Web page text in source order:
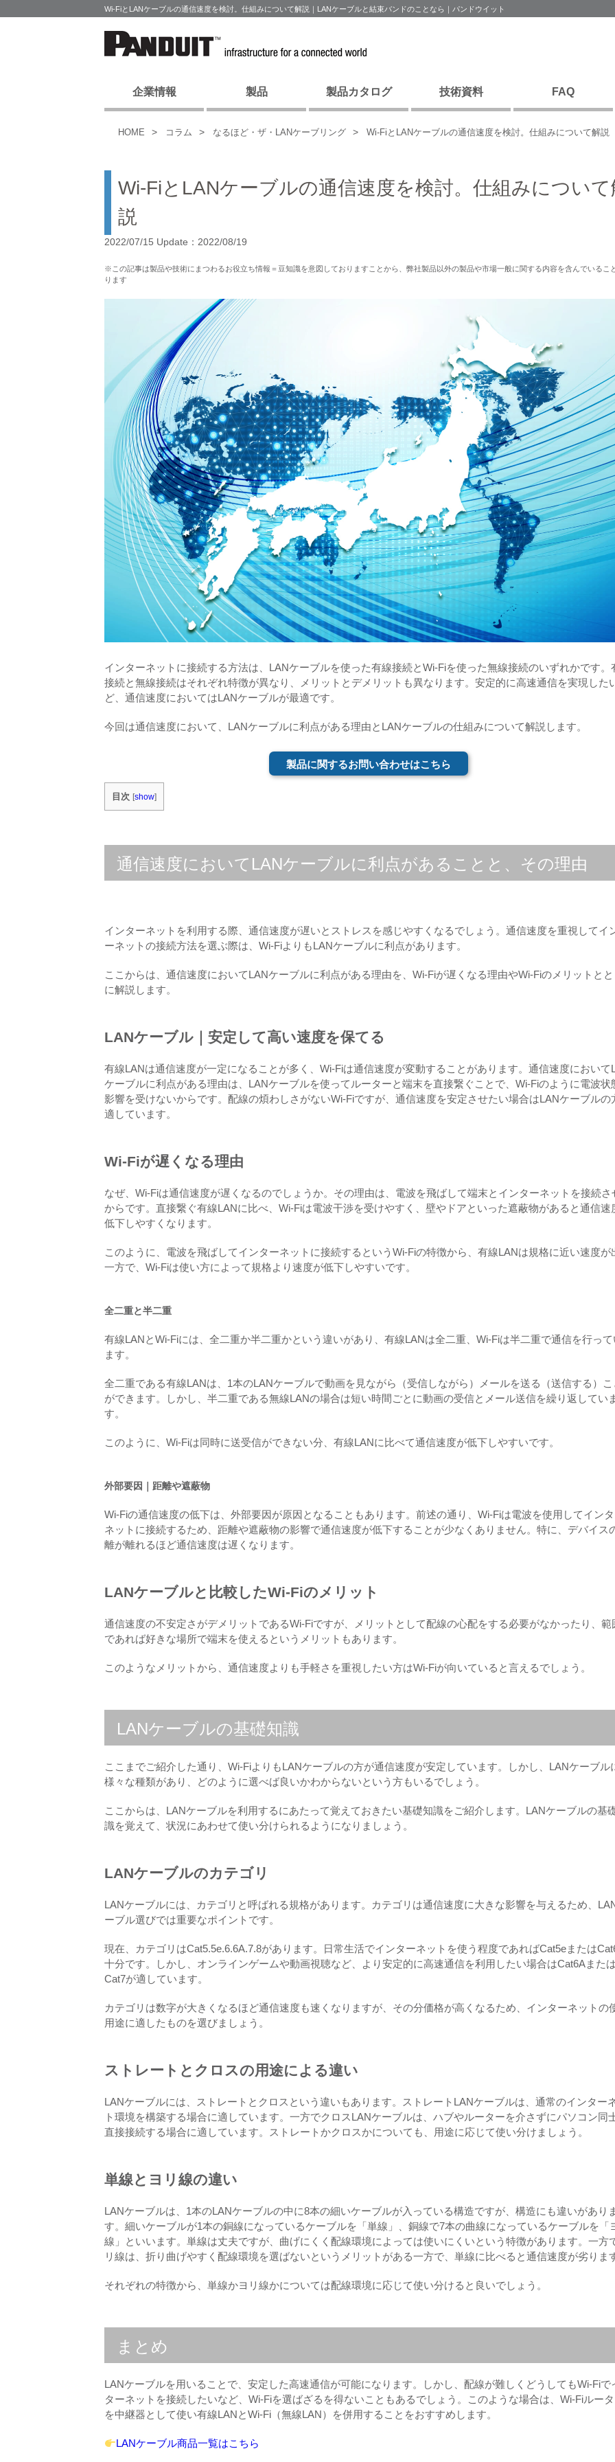
Wi-FiとLANケーブルの通信速度を検討。仕組みについて解説｜LANケーブルと結束バンドのことなら｜パンドウイット
企業情報 製品 製品カタログ 技術資料 FAQ
HOME コラム なるほど・ザ・LANケーブリング Wi-FiとLANケーブルの通信速度を検討。仕組みについて解説
Wi-FiとLANケーブルの通信速度を検討。仕組みについて
説
2022/07/15 Update：2022/08/19
※この記事は製品や技術にまつわるお役立ち情報＝豆知識を意図しておりますことから、弊社製品以外の製品や市場一般に関する内容を含んでいるこ
ります
インターネットに接続する方法は、LANケーブルを使った有線接続とWi-Fiを使った無線接続のいずれかです。
接続と無線接続はそれぞれ特徴が異なり、メリットとデメリットも異なります。安定的に高速通信を実現した
ど、通信速度においてはLANケーブルが最適です。
今回は通信速度において、LANケーブルに利点がある理由とLANケーブルの仕組みについて解説します。
製品に関するお問い合わせはこちら
目次 [show]
通信速度においてLANケーブルに利点があることと、その理由
インターネットを利用する際、通信速度が遅いとストレスを感じやすくなるでしょう。通信速度を重視してイ
ーネットの接続方法を選ぶ際は、Wi-FiよりもLANケーブルに利点があります。
ここからは、通信速度においてLANケーブルに利点がある理由を、Wi-Fiが遅くなる理由やWi-Fiのメリットとと
に解説します。
LANケーブル｜安定して高い速度を保てる
有線LANは通信速度が一定になることが多く、Wi-Fiは通信速度が変動することがあります。通信速度において
ケーブルに利点がある理由は、LANケーブルを使ってルーターと端末を直接繋ぐことで、Wi-Fiのように電波状
影響を受けないからです。配線の煩わしさがないWi-Fiですが、通信速度を安定させたい場合はLANケーブルの
適しています。
Wi-Fiが遅くなる理由
なぜ、Wi-Fiは通信速度が遅くなるのでしょうか。その理由は、電波を飛ばして端末とインターネットを接続さ
からです。直接繋ぐ有線LANに比べ、Wi-Fiは電波干渉を受けやすく、壁やドアといった遮蔽物があると通信速
低下しやすくなります。
このように、電波を飛ばしてインターネットに接続するというWi-Fiの特徴から、有線LANは規格に近い速度が
一方で、Wi-Fiは使い方によって規格より速度が低下しやすいです。
全二重と半二重
有線LANとWi-Fiには、全二重か半二重かという違いがあり、有線LANは全二重、Wi-Fiは半二重で通信を行って
ます。
全二重である有線LANは、1本のLANケーブルで動画を見ながら（受信しながら）メールを送る（送信する）こ
ができます。しかし、半二重である無線LANの場合は短い時間ごとに動画の受信とメール送信を繰り返してい
す。
このように、Wi-Fiは同時に送受信ができない分、有線LANに比べて通信速度が低下しやすいです。
外部要因｜距離や遮蔽物
Wi-Fiの通信速度の低下は、外部要因が原因となることもあります。前述の通り、Wi-Fiは電波を使用してイン
ネットに接続するため、距離や遮蔽物の影響で通信速度が低下することが少なくありません。特に、デバイス
離が離れるほど通信速度は遅くなります。
LANケーブルと比較したWi-Fiのメリット
通信速度の不安定さがデメリットであるWi-Fiですが、メリットとして配線の心配をする必要がなかったり、範
であれば好きな場所で端末を使えるというメリットもあります。
このようなメリットから、通信速度よりも手軽さを重視したい方はWi-Fiが向いていると言えるでしょう。
LANケーブルの基礎知識
ここまでご紹介した通り、Wi-FiよりもLANケーブルの方が通信速度が安定しています。しかし、LANケーブル
様々な種類があり、どのように選べば良いかわからないという方もいるでしょう。
ここからは、LANケーブルを利用するにあたって覚えておきたい基礎知識をご紹介します。LANケーブルの基
識を覚えて、状況にあわせて使い分けられるようになりましょう。
LANケーブルのカテゴリ
LANケーブルには、カテゴリと呼ばれる規格があります。カテゴリは通信速度に大きな影響を与えるため、
ーブル選びでは重要なポイントです。
現在、カテゴリはCat5.5e.6.6A.7.8があります。日常生活でインターネットを使う程度であればCat5eまたは
十分です。しかし、オンラインゲームや動画視聴など、より安定的に高速通信を利用したい場合はCat6Aまたは
Cat7が適しています。
カテゴリは数字が大きくなるほど通信速度も速くなりますが、その分価格が高くなるため、インターネットの
用途に適したものを選びましょう。
ストレートとクロスの用途による違い
LANケーブルには、ストレートとクロスという違いもあります。ストレートLANケーブルは、通常のインター
ト環境を構築する場合に適しています。一方でクロスLANケーブルは、ハブやルーターを介さずにパソコン同
直接接続する場合に適しています。ストレートかクロスかについても、用途に応じて使い分けましょう。
単線とヨリ線の違い
LANケーブルは、1本のLANケーブルの中に8本の細いケーブルが入っている構造ですが、構造にも違いがあり
す。細いケーブルが1本の銅線になっているケーブルを「単線」、銅線で7本の曲線になっているケーブルを「
線」といいます。単線は丈夫ですが、曲げにくく配線環境によっては使いにくいという特徴があります。一方
リ線は、折り曲げやすく配線環境を選ばないというメリットがある一方で、単線に比べると通信速度が劣りま
それぞれの特徴から、単線かヨリ線かについては配線環境に応じて使い分けると良いでしょう。
まとめ
LANケーブルを用いることで、安定した高速通信が可能になります。しかし、配線が難しくどうしてもWi-Fiで
ターネットを接続したいなど、Wi-Fiを選ばざるを得ないこともあるでしょう。このような場合は、Wi-Fiルー
を中継器として使い有線LANとWi-Fi（無線LAN）を併用することをおすすめします。
LANケーブル商品一覧はこちら